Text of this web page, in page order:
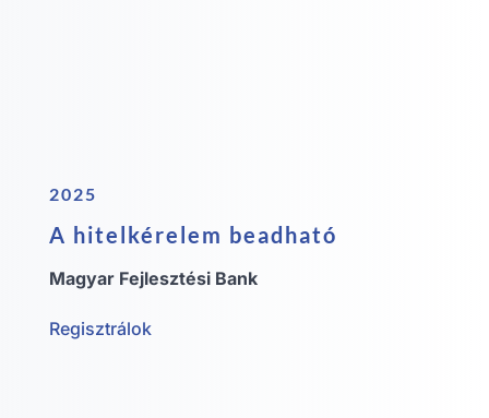
2025
A hitelkérelem beadható
Magyar Fejlesztési Bank
Regisztrálok